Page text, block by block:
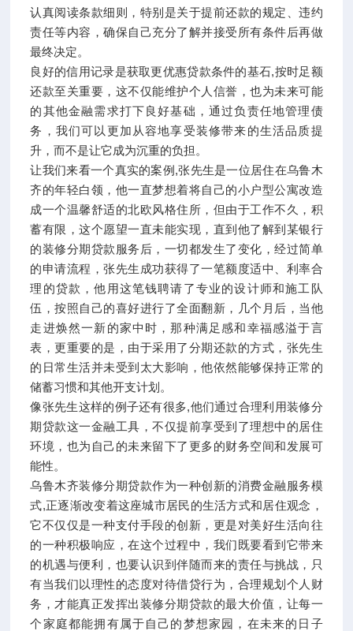
认真阅读条款细则，特别是关于提前还款的规定、违约
责任等内容，确保自己充分了解并接受所有条件后再做
最终决定。
良好的信用记录是获取更优惠贷款条件的基石,按时足额
还款至关重要，这不仅能维护个人信誉，也为未来可能
的其他金融需求打下良好基础，通过负责任地管理债
务，我们可以更加从容地享受装修带来的生活品质提
升，而不是让它成为沉重的负担。
让我们来看一个真实的案例,张先生是一位居住在乌鲁木
齐的年轻白领，他一直梦想着将自己的小户型公寓改造
成一个温馨舒适的北欧风格住所，但由于工作不久，积
蓄有限，这个愿望一直未能实现，直到他了解到某银行
的装修分期贷款服务后，一切都发生了变化，经过简单
的申请流程，张先生成功获得了一笔额度适中、利率合
理的贷款，他用这笔钱聘请了专业的设计师和施工队
伍，按照自己的喜好进行了全面翻新，几个月后，当他
走进焕然一新的家中时，那种满足感和幸福感溢于言
表，更重要的是，由于采用了分期还款的方式，张先生
的日常生活并未受到太大影响，他依然能够保持正常的
储蓄习惯和其他开支计划。
像张先生这样的例子还有很多,他们通过合理利用装修分
期贷款这一金融工具，不仅提前享受到了理想中的居住
环境，也为自己的未来留下了更多的财务空间和发展可
能性。
乌鲁木齐装修分期贷款作为一种创新的消费金融服务模
式,正逐渐改变着这座城市居民的生活方式和居住观念，
它不仅仅是一种支付手段的创新，更是对美好生活向往
的一种积极响应，在这个过程中，我们既要看到它带来
的机遇与便利，也要认识到伴随而来的责任与挑战，只
有当我们以理性的态度对待借贷行为，合理规划个人财
务，才能真正发挥出装修分期贷款的最大价值，让每一
个家庭都能拥有属于自己的梦想家园，在未来的日子